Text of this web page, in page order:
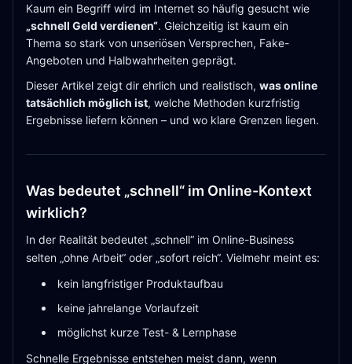
Kaum ein Begriff wird im Internet so häufig gesucht wie
„schnell Geld verdienen“. Gleichzeitig ist kaum ein
Thema so stark von unseriösen Versprechen, Fake-
Angeboten und Halbwahrheiten geprägt.
Dieser Artikel zeigt dir ehrlich und realistisch, was online
tatsächlich möglich ist, welche Methoden kurzfristig
Ergebnisse liefern können – und wo klare Grenzen liegen.
Was bedeutet „schnell“ im Online-Kontext
wirklich?
In der Realität bedeutet „schnell“ im Online-Business
selten „ohne Arbeit“ oder „sofort reich“. Vielmehr meint es:
kein langfristiger Produktaufbau
keine jahrelange Vorlaufzeit
möglichst kurze Test- & Lernphase
Schnelle Ergebnisse entstehen meist dann, wenn